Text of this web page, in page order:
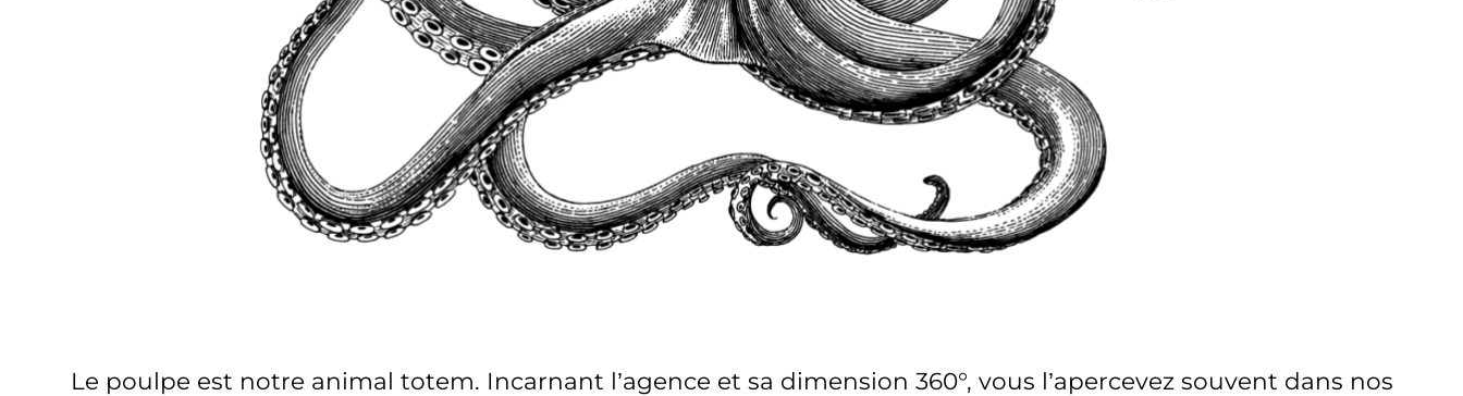
Le poulpe est notre animal totem. Incarnant l’agence et sa dimension 360°, vous l’apercevez souvent dans nos